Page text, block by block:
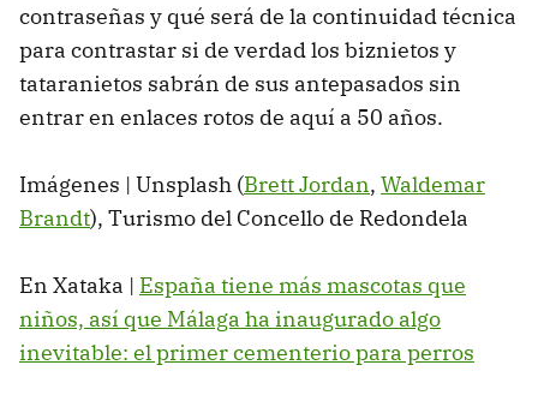
contraseñas y qué será de la continuidad técnica
para contrastar si de verdad los biznietos y
tataranietos sabrán de sus antepasados sin
entrar en enlaces rotos de aquí a 50 años.
Imágenes | Unsplash (Brett Jordan, Waldemar
Brandt), Turismo del Concello de Redondela
En Xataka | España tiene más mascotas que
niños, así que Málaga ha inaugurado algo
inevitable: el primer cementerio para perros